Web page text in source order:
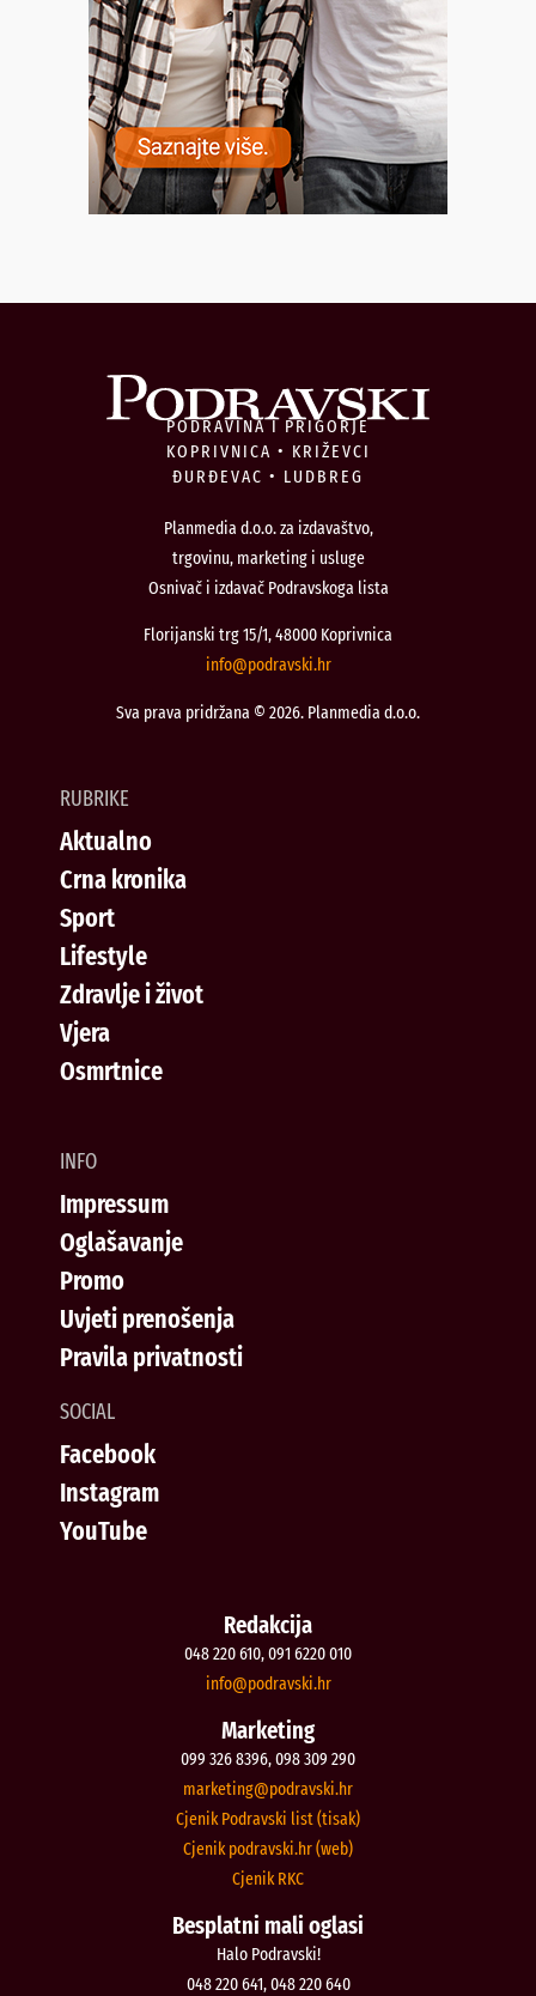
PODRAVINA I PRIGORJE
KOPRIVNICA • KRIŽEVCI
ĐURĐEVAC • LUDBREG
Planmedia d.o.o. za izdavaštvo,
trgovinu, marketing i usluge
Osnivač i izdavač Podravskoga lista
Florijanski trg 15/1, 48000 Koprivnica
rh.iksvardop
@ofni
Sva prava pridržana © 2026. Planmedia d.o.o.
RUBRIKE
Aktualno
Crna kronika
Sport
Lifestyle
Zdravlje i život
Vjera
Osmrtnice
INFO
Impressum
Oglašavanje
Promo
Uvjeti prenošenja
Pravila privatnosti
SOCIAL
Facebook
Instagram
YouTube
Redakcija
048 220 610, 091 6220 010
rh.iksvardop
@ofni
Marketing
099 326 8396, 098 309 290
rh.iksvardop
@gnitekram
Cjenik Podravski list (tisak)
Cjenik podravski.hr (web)
Cjenik RKC
Besplatni mali oglasi
Halo Podravski!
048 220 641, 048 220 640